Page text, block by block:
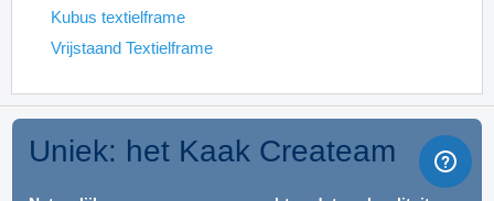
Kubus textielframe
Vrijstaand Textielframe
Uniek: het Kaak Createam